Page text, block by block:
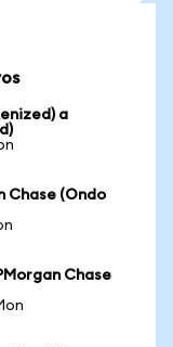
a
Chase (Ondo
Chase